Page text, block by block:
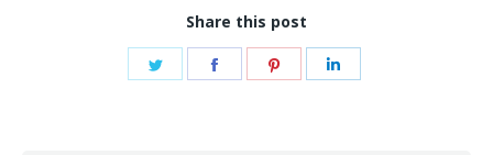
Share this post
Partager Partager Partager